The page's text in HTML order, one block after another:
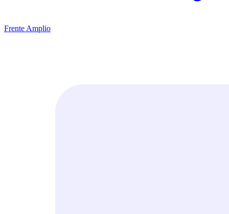
Frente Amplio